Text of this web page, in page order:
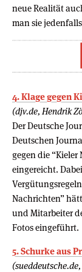
neue Realität
man sie
4. Klage gegen
(djv.de, Hendrik
Der Deutsche
Deutschen
gegen die
eingereicht.
Nachrichten”
und Mitarbeiter
Fotos eingeführt.
5. Schurke aus